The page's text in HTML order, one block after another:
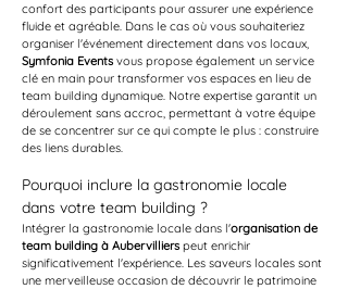
confort des participants pour assurer une expérience
fluide et agréable. Dans le cas où vous souhaiteriez
organiser l'événement directement dans vos locaux,
Symfonia Events vous propose également un service
clé en main pour transformer vos espaces en lieu de
team building dynamique. Notre expertise garantit un
déroulement sans accroc, permettant à votre équipe
de se concentrer sur ce qui compte le plus : construire
des liens durables.
Pourquoi inclure la gastronomie locale
dans votre team building ?
Intégrer la gastronomie locale dans l'organisation de
team building à Aubervilliers peut enrichir
significativement l'expérience. Les saveurs locales sont
une merveilleuse occasion de découvrir le patrimoine